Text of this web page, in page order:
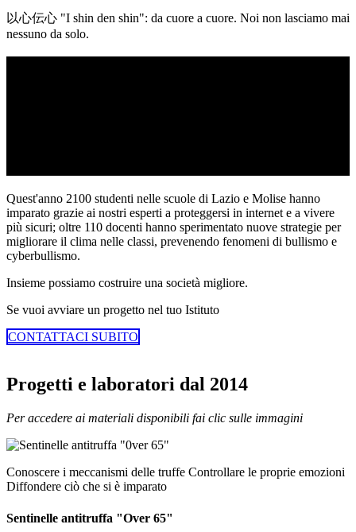
以心伝心 "I shin den shin": da cuore a cuore. Noi non lasciamo mai
nessuno da solo.
Quest'anno 2100 studenti nelle scuole di Lazio e Molise hanno
imparato grazie ai nostri esperti a proteggersi in internet e a vivere
più sicuri; oltre 110 docenti hanno sperimentato nuove strategie per
migliorare il clima nelle classi, prevenendo fenomeni di bullismo e
cyberbullismo.
Insieme possiamo costruire una società migliore.
Se vuoi avviare un progetto nel tuo Istituto
CONTATTACI SUBITO
Progetti e laboratori dal 2014
Per accedere ai materiali disponibili fai clic sulle immagini
Conoscere i meccanismi delle truffe Controllare le proprie emozioni
Diffondere ciò che si è imparato
Sentinelle antitruffa "Over 65"